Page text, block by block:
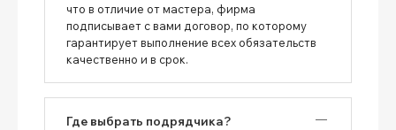
что в отличие от мастера, фирма
подписывает с вами договор, по которому
гарантирует выполнение всех обязательств
качественно и в срок.
Где выбрать подрядчика?